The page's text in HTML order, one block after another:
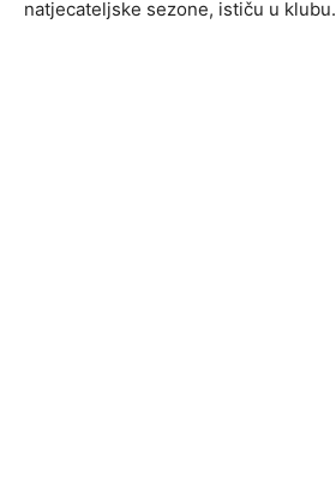
natjecateljske sezone, ističu u klubu.